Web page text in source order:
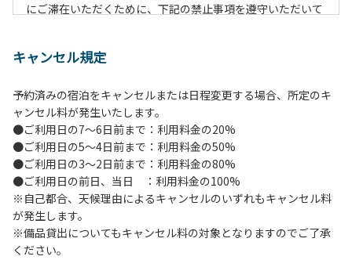
にご滞在いただくために、下記の禁止事項を遵守いただいて
１.地面での直火による焚火等の火を使う行為
２.防火シートの未設置や消火対策を行わずに火を使う行為
（防火シートや消火グッズ等は無償で貸出します。）
３.夜間を通しての火の利用（消灯時間には原則、完全消火）
４.所定の場所以外での火の利用（喫煙含む）
５.強風時の野外での火の利用（管理者判断となります。）
６.花火
７.周囲に迷惑となるような行為（夜間の大声での談笑等）や
他人に嫌悪感を与えるような行為はお止めください。
８.ごみの投棄
キャンセル規定
予約済みの宿泊をキャンセルまたは日程変更する場合、所定のキ
ャンセル料が発生いたします。
●ご利用日の7～6日前まで：利用料金の20%
●ご利用日の5～4日前まで：利用料金の50%
●ご利用日の3～2日前まで：利用料金の80%
●ご利用日の前日、当日 ：利用料金の100%
※自己都合、天候理由によるキャンセルのいずれもキャンセル料
が発生します。
※備品貸出についてもキャンセル料の対象となりますのでご了承
ください。